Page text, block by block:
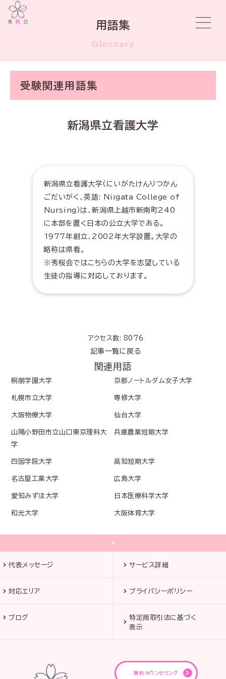
用語集
Glossary
受験関連用語集
新潟県立看護大学
新潟県立看護大学（にいがたけんりつかん
ごだいがく、英語: Niigata College of
Nursing）は、新潟県上越市新南町240
に本部を置く日本の公立大学である。
1977年創立、2002年大学設置。大学の
略称は県看。
※秀桜会ではこちらの大学を志望している
生徒の指導に対応しております。
アクセス数: 8076
記事一覧に戻る
関連用語
桐朋学園大学 京都ノートルダム女子大学
札幌市立大学 専修大学
大阪物療大学 仙台大学
山陽小野田市立山口東京理科大
学
兵庫農業短期大学
四国学院大学 高知短期大学
名古屋工業大学 広島大学
愛知みずほ大学 日本医療科学大学
和光大学 大阪体育大学
代表メッセージ サービス詳細
対応エリア プライバシーポリシー
ブログ
特定商取引法に基づく
表示
無料カウンセリング